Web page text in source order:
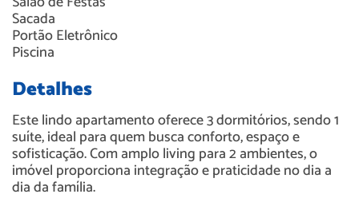
Sacada
Portão Eletrônico
Piscina
Detalhes
Este lindo apartamento oferece 3 dormitórios, sendo 1
suíte, ideal para quem busca conforto, espaço e
sofisticação. Com amplo living para 2 ambientes, o
imóvel proporciona integração e praticidade no dia a
dia da família.